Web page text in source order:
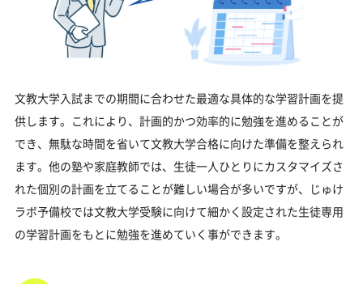
文教大学入試までの期間に合わせた最適な具体的な学習計画を提
供します。これにより、計画的かつ効率的に勉強を進めることが
でき、無駄な時間を省いて文教大学合格に向けた準備を整えられ
ます。他の塾や家庭教師では、生徒一人ひとりにカスタマイズさ
れた個別の計画を立てることが難しい場合が多いですが、じゅけ
ラボ予備校では文教大学受験に向けて細かく設定された生徒専用
の学習計画をもとに勉強を進めていく事ができます。